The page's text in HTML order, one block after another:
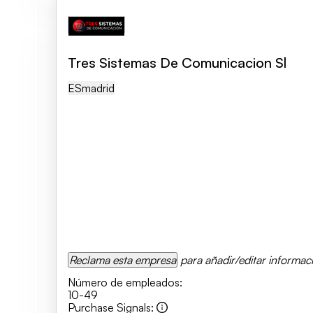
Tres Sistemas De Comunicacion Sl
ESMadrid
Reclama esta empresa para añadir/editar
Número de empleados:
10-49
Purchase Signals: